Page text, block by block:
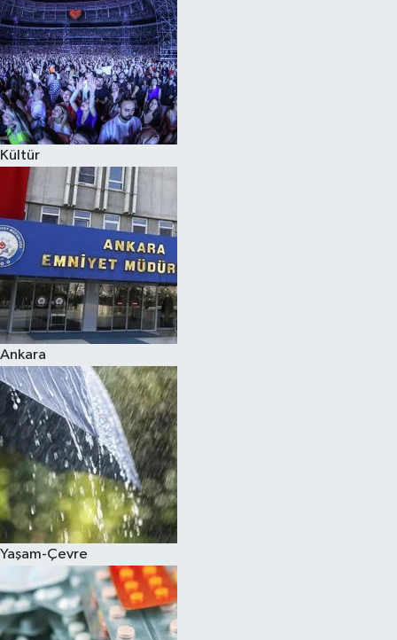
Kültür
Ankara
Yaşam-Çevre
Kültür Sanat
Sağlık
Siyaset
Teknoloji
Televizyon
Yaşam-Çevre